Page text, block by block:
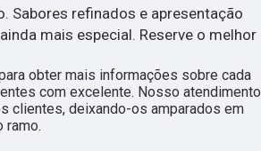
Sabores refinados e apresentação
mais especial. Reserve o melhor
obter mais informações sobre cada
com excelente. Nosso atendimento
clientes, deixando-os amparados em
ramo.